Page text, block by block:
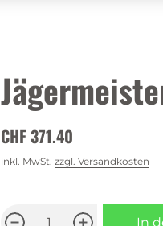
CHF 371.40
inkl. MwSt. zzgl. Versandkosten
In